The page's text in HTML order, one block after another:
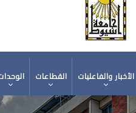
الأخبار والفاعليات القطاعات